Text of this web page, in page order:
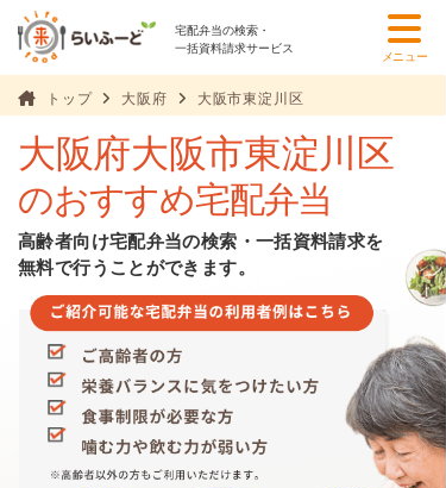
宅配弁当の検索・
一括資料請求サービス
メニュー
トップ 大阪府 大阪市東淀川区
大阪府大阪市東淀川区
のおすすめ宅配弁当
高齢者向け宅配弁当の検索・一括資料請求を
無料で行うことができます。